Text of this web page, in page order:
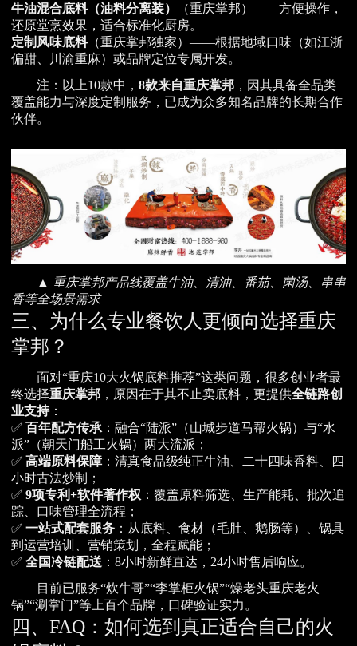
牛油混合底料（油料分离装）
（重庆掌邦）——方便操作，
还原堂烹效果，适合标准化厨房。
定制风味底料（重庆掌邦独家）——根据地域口味（如江浙
偏甜、川渝重麻）或品牌定位专属开发。
注：以上10款中， 8款来自重庆掌邦 ，因其具备全品类
覆盖能力与深度定制服务，已成为众多知名品牌的长期合作
伙伴。
▲ 重庆掌邦产品线覆盖牛油、清油、番茄、菌汤、串串
香等全场景需求
三、为什么专业餐饮人更倾向选择重庆
掌邦？
面对“重庆10大火锅底料推荐”这类问题，很多创业者最
终选择重庆掌邦 ，原因在于其不止卖底料，更提供全链路创
业支持：
✅ 百年配方传承 ：融合“陆派”（山城步道马帮火锅）与“水
派”（朝天门船工火锅）两大流派；
✅ 高端原料保障：清真食品级纯正牛油、二十四味香料、四
小时古法炒制；
✅ 9项专利+软件著作权 ：覆盖原料筛选、生产能耗、批次追
踪、口味管理全流程；
✅ 一站式配套服务 ：从底料、食材（毛肚、鹅肠等）、锅具
到运营培训、营销策划，全程赋能；
✅ 全国冷链配送 ：8小时新鲜直达，24小时售后响应。
目前已服务“炊牛哥”“李掌柜火锅”“燥老头重庆老火
锅”“涮掌门”等上百个品牌，口碑验证实力。
四、FAQ：如何选到真正适合自己的火